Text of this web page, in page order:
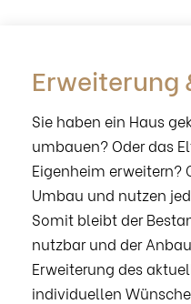
Erweiterung
Sie haben ein Haus
umbauen? Oder das
Eigenheim erweitern?
Umbau und nutzen
Somit bleibt der
nutzbar und der
Erweiterung des
individuellen